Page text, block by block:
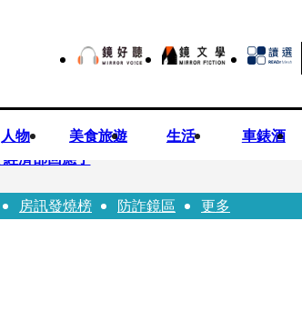
人物 美食旅遊 生活 車錶酒
濟部回應了
醒！哽咽吐露：不再偽裝完美
房訊發燒榜 防詐鏡區 更多